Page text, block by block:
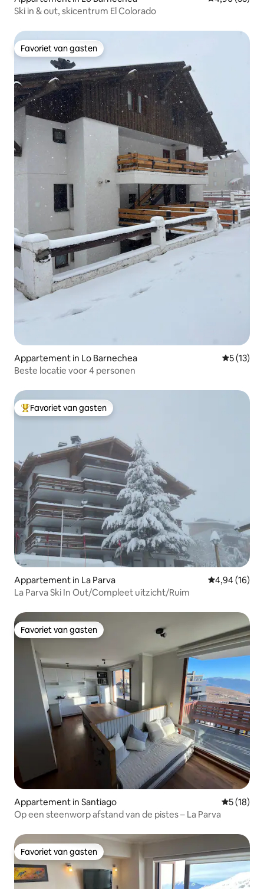
Ski in & out, skicentrum El Colorado
Favoriet van gasten
Favoriet van gasten
Appartement in Lo Barnechea
5 (13)
Beste locatie voor 4 personen
Topfavoriet van gasten
Favoriet van gasten
Appartement in La Parva Gemiddelde
4,94 (16)
La Parva Ski In Out/Compleet uitzicht/Ruim
Favoriet van gasten
Favoriet van gasten
Appartement in Santiago
5 (18)
Op een steenworp afstand van de pistes – La Parva
Favoriet van gasten
Favoriet van gasten